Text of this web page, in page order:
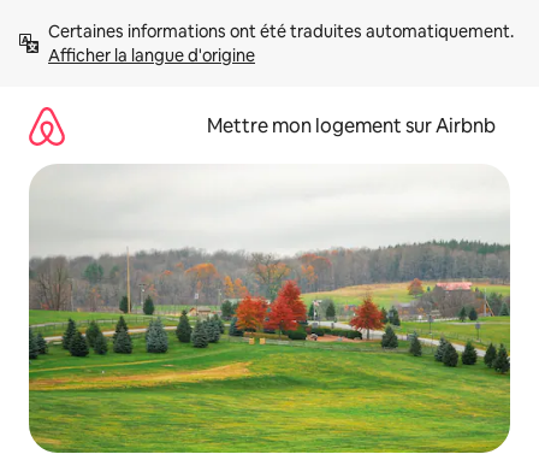
directement
Afficher la langue d'origine
Mettre mon logement sur Airbnb